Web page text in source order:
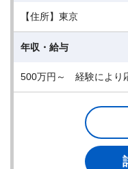
【住所】東京
年収・給与
500万円～ 経験により